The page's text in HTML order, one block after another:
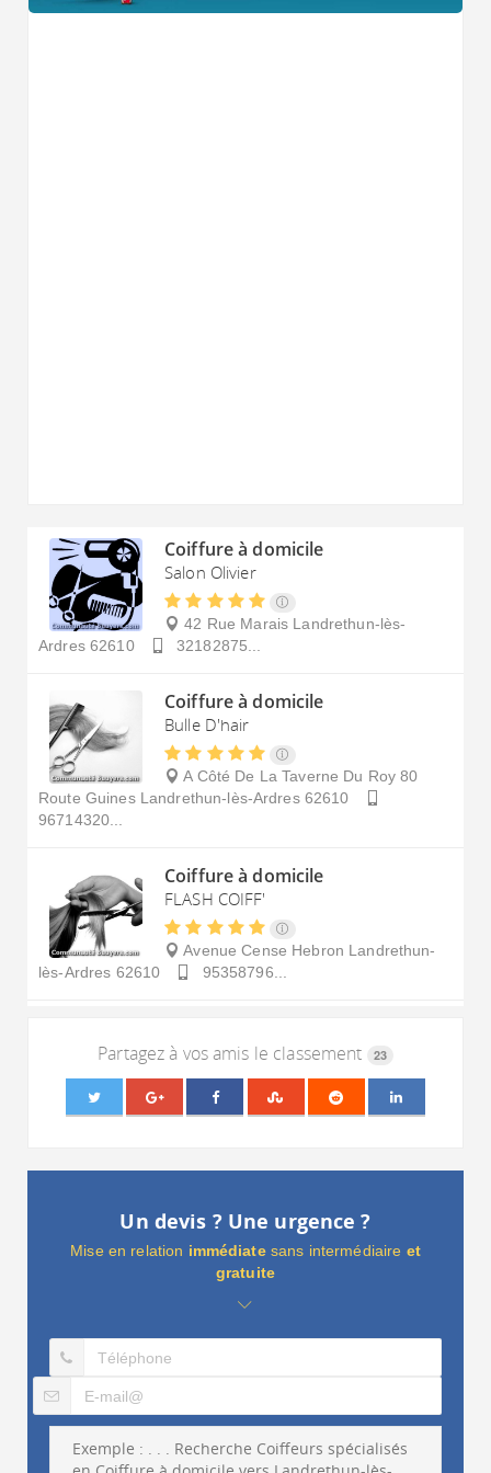
Coiffure à domicile
Salon Olivier
42 Rue Marais Landrethun-lès-
Ardres 62610 32182875...
Coiffure à domicile
Bulle D'hair
A Côté De La Taverne Du Roy 80
Route Guines Landrethun-lès-Ardres 62610
96714320...
Coiffure à domicile
FLASH COIFF'
Avenue Cense Hebron Landrethun-
lès-Ardres 62610 95358796...
Partagez à vos amis le classement 23
Un devis ? Une urgence ?
Mise en relation immédiatesans intermédiaire et
gratuite